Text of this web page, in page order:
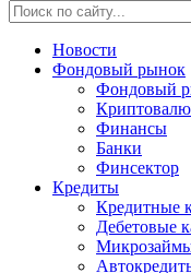
Новости
Фондовый рынок
Фондовый
Финансы
Банки
Финсектор
Кредиты
Кредитные
Дебетовые